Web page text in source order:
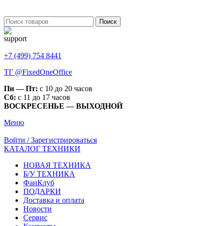
Поиск
+7 (499) 754 8441
ТГ @FixedOneOffice
Пн — Пт: с 10 до 20 часов
Сб: с 11 до 17 часов
ВОСКРЕСЕНЬЕ — ВЫХОДНОЙ
Меню
Войти / Зарегистрироваться
КАТАЛОГ ТЕХНИКИ
НОВАЯ ТЕХНИКА
Б/У ТЕХНИКА
ФанКлуб
ПОДАРКИ
Доставка и оплата
Новости
Сервис